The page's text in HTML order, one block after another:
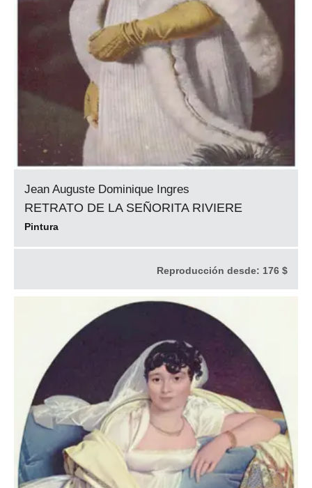
Jean Auguste Dominique Ingres
RETRATO DE LA SEÑORITA RIVIERE
Pintura
Reproducción desde: 176 $